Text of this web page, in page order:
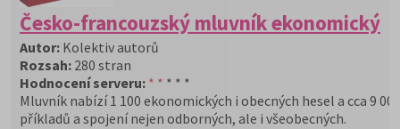
Česko-francouzský mluvník ekonomický
Autor: Kolektiv autorů
Rozsah: 280 stran
Hodnocení serveru: * * * * *
Mluvník nabízí 1 100 ekonomických i obecných hesel a cca 9 000
příkladů a spojení nejen odborných, ale i všeobecných.